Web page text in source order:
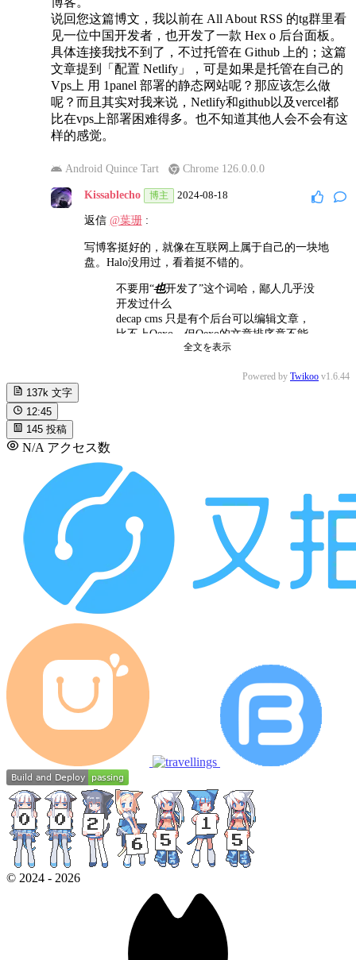
说回您这篇博文，我以前在 All About RSS 的tg群里看
见一位中国开发者，也开发了一款 Hex o 后台面板。
具体连接我找不到了，不过托管在 Github 上的；这篇
文章提到「配置 Netlify」，可是如果是托管在自己的
Vps上 用 1panel 部署的静态网站呢？那应该怎么做
呢？而且其实对我来说，Netlify和github以及vercel都
比在vps上部署困难得多。也不知道其他人会不会有这
样的感觉。
Android Quince Tart Chrome 126.0.0.0
Kissablecho 博主 2024-08-18
返信 @葉珊:
写博客挺好的，就像在互联网上属于自己的一块地
盘。Halo没用过，看着挺不错的。
不要用“也开发了”这个词哈，鄙人几乎没
开发过什么
decap cms 只是有个后台可以编辑文章，
比不上Qexo，但Qexo的文章排序竟不能
按时间来排序。
要，但一定要有个 托管源码的Git仓库。
要是坚持用Hexo的话， 登录1panel 直接
修改文件得了，部署各种服务多麻烦呀。
Windows 11 Microsoft Edge 127.0.0.0
Kissablecho 2024-08-18
@葉珊
用 vps 有时会碰到一些奇奇怪怪的问题，比如数据库
莫名其妙就崩了😭😭😭
Windows 11
dujun 2024-08-28
@Kissablecho
那这vps是太差了
macOS Monterey Chrome 128.0.0.0
全文を表示
Powered by Twikoo v1.6.44
137k 文字
12:45
145 投稿
N/A アクセス数
© 2024 - 2026